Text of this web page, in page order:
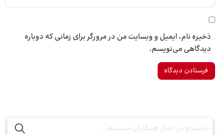
ذخیره نام، ایمیل و وبسایت من در مرورگر برای زمانی که دوباره
دیدگاهی می‌نویسم.